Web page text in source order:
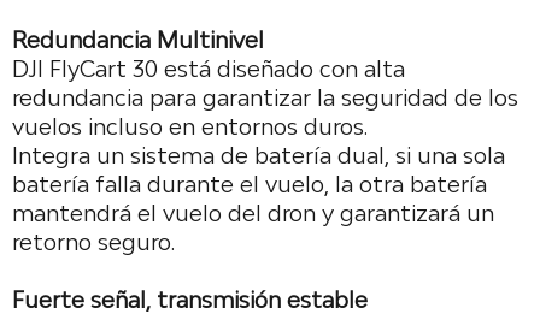
Redundancia Multinivel
DJI FlyCart 30 está diseñado con alta
redundancia para garantizar la seguridad de los
vuelos incluso en entornos duros.
Integra un sistema de batería dual, si una sola
batería falla durante el vuelo, la otra batería
mantendrá el vuelo del dron y garantizará un
retorno seguro.
Fuerte señal, transmisión estable